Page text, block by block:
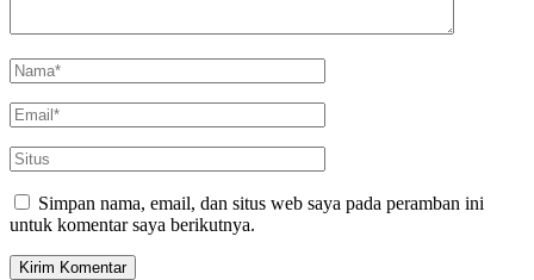
Simpan nama, email, dan situs web saya pada peramban ini
untuk komentar saya berikutnya.